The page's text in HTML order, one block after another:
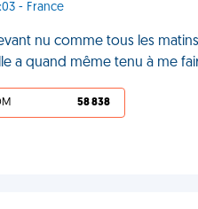
- France
nu comme tous les
a quand même tenu à me
58 838